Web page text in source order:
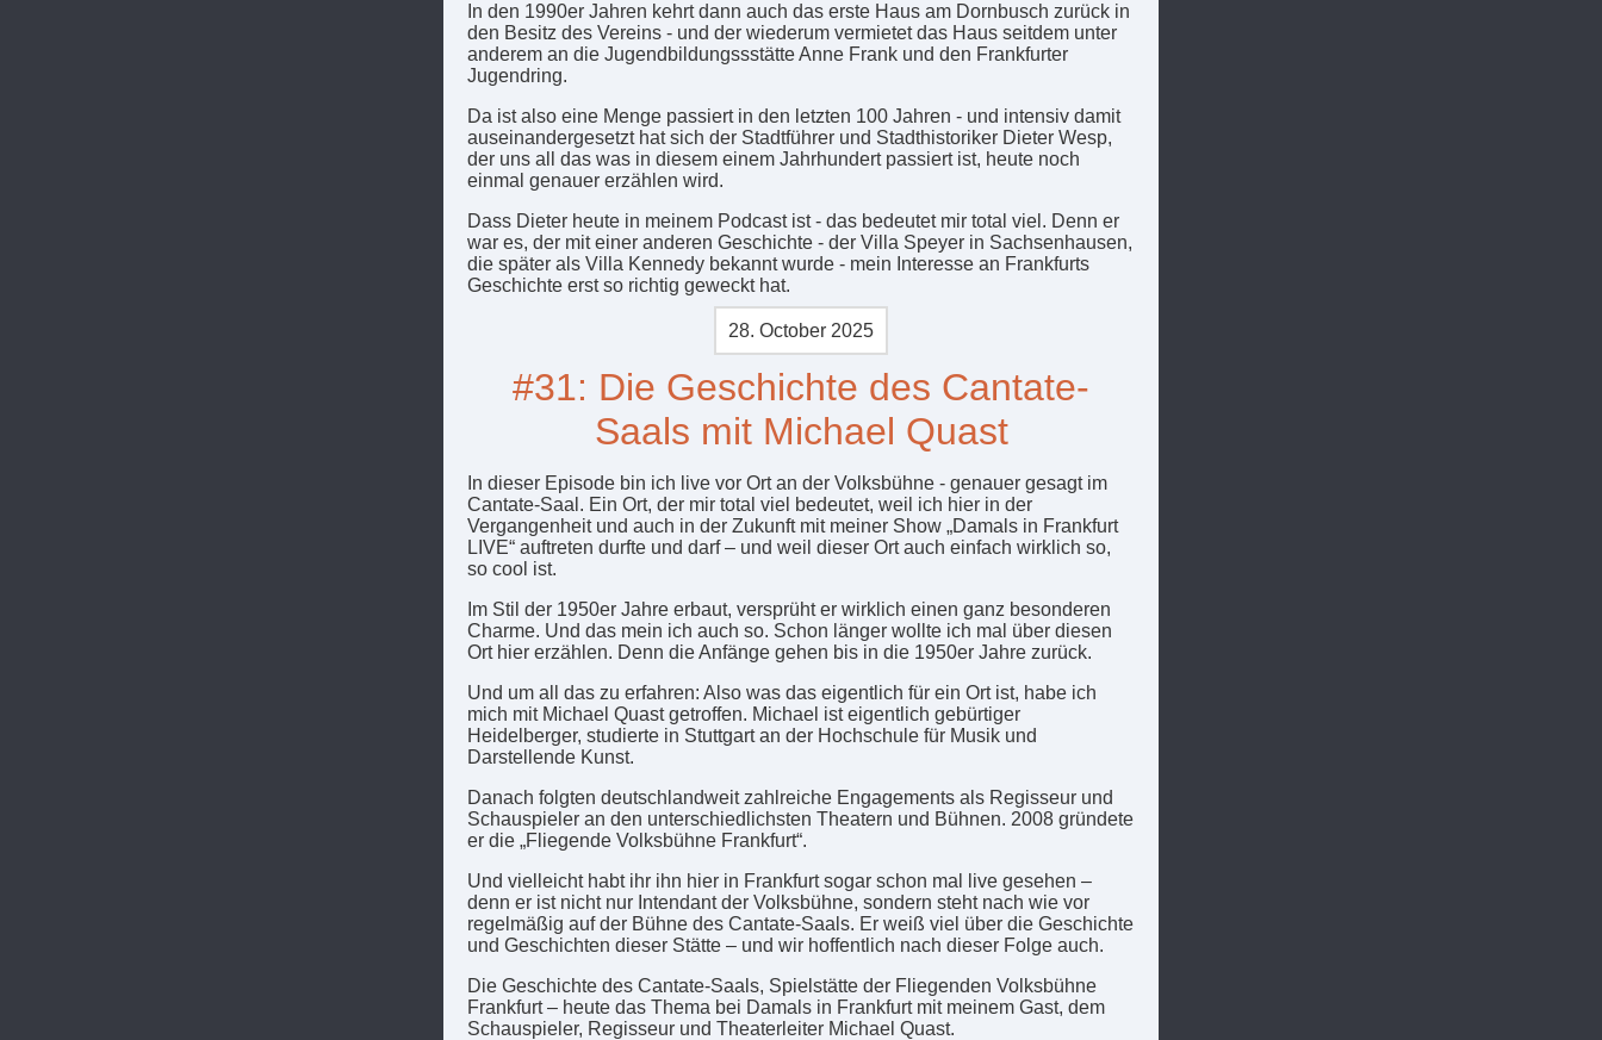
In den 1990er Jahren kehrt dann auch das erste Haus am Dornbusch zurück in
den Besitz des Vereins - und der wiederum vermietet das Haus seitdem unter
anderem an die Jugendbildungssstätte Anne Frank und den Frankfurter
Jugendring.
Da ist also eine Menge passiert in den letzten 100 Jahren - und intensiv damit
auseinandergesetzt hat sich der Stadtführer und Stadthistoriker Dieter Wesp,
der uns all das was in diesem einem Jahrhundert passiert ist, heute noch
einmal genauer erzählen wird.
Dass Dieter heute in meinem Podcast ist - das bedeutet mir total viel. Denn er
war es, der mit einer anderen Geschichte - der Villa Speyer in Sachsenhausen,
die später als Villa Kennedy bekannt wurde - mein Interesse an Frankfurts
Geschichte erst so richtig geweckt hat.
28. October 2025
#31: Die Geschichte des Cantate-
Saals mit Michael Quast
In dieser Episode bin ich live vor Ort an der Volksbühne - genauer gesagt im
Cantate-Saal. Ein Ort, der mir total viel bedeutet, weil ich hier in der
Vergangenheit und auch in der Zukunft mit meiner Show „Damals in Frankfurt
LIVE“ auftreten durfte und darf – und weil dieser Ort auch einfach wirklich so,
so cool ist.
Im Stil der 1950er Jahre erbaut, versprüht er wirklich einen ganz besonderen
Charme. Und das mein ich auch so. Schon länger wollte ich mal über diesen
Ort hier erzählen. Denn die Anfänge gehen bis in die 1950er Jahre zurück.
Und um all das zu erfahren: Also was das eigentlich für ein Ort ist, habe ich
mich mit Michael Quast getroffen. Michael ist eigentlich gebürtiger
Heidelberger, studierte in Stuttgart an der Hochschule für Musik und
Darstellende Kunst.
Danach folgten deutschlandweit zahlreiche Engagements als Regisseur und
Schauspieler an den unterschiedlichsten Theatern und Bühnen. 2008 gründete
er die „Fliegende Volksbühne Frankfurt“.
Und vielleicht habt ihr ihn hier in Frankfurt sogar schon mal live gesehen –
denn er ist nicht nur Intendant der Volksbühne, sondern steht nach wie vor
regelmäßig auf der Bühne des Cantate-Saals. Er weiß viel über die Geschichte
und Geschichten dieser Stätte – und wir hoffentlich nach dieser Folge auch.
Die Geschichte des Cantate-Saals, Spielstätte der Fliegenden Volksbühne
Frankfurt – heute das Thema bei Damals in Frankfurt mit meinem Gast, dem
Schauspieler, Regisseur und Theaterleiter Michael Quast.